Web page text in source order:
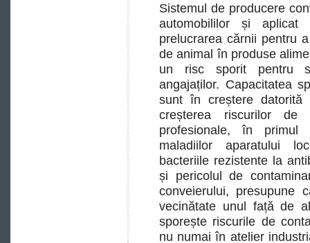
Sistemul de producere
automobililor și
prelucrarea cărnii pentru
de animal în produse
un risc sporit pentru
angajaților. Capacitatea
sunt în creștere datorită
creșterea riscurilor de
profesionale, în primul
maladiilor aparatului
bacteriile rezistente la
și pericolul de
conveierului, presupune
vecinătate unul față de
sporește riscurile de
nu numai în atelier